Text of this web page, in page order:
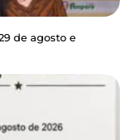
de agosto e